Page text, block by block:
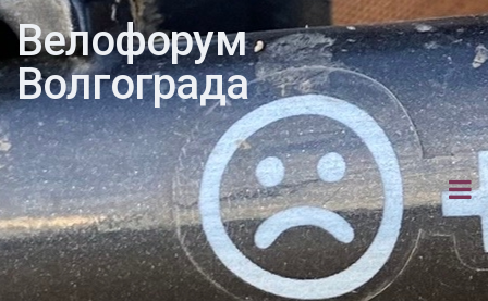
Велофорум
Волгограда